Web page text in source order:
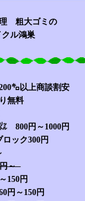
粗大ゴミの
ル鴻巣
㌔以上商談割安
無料
800円～1000円
ック300円
円～
円
円～150円